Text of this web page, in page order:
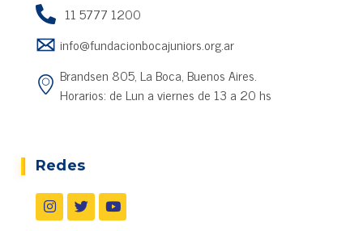
disponibles mediante
online
atractivas durante todo el año.
11 5777 1200
info@fundacionbocajuniors.org.ar
Brandsen 805, La Boca, Buenos Aires.
Horarios: de Lun a viernes de 13 a 20 hs
Redes